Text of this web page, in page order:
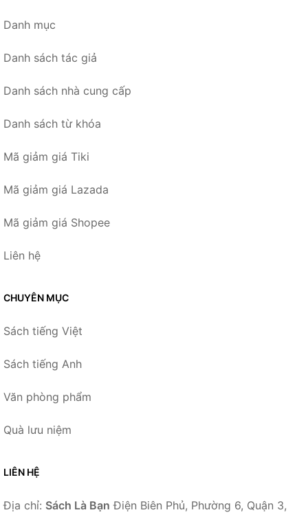
Danh mục
Danh sách tác giả
Danh sách nhà cung cấp
Danh sách từ khóa
Mã giảm giá Tiki
Mã giảm giá Lazada
Mã giảm giá Shopee
Liên hệ
CHUYÊN MỤC
Sách tiếng Việt
Sách tiếng Anh
Văn phòng phẩm
Quà lưu niệm
LIÊN HỆ
Địa chỉ: Sách Là Bạn Điện Biên Phủ, Phường 6, Quận 3,